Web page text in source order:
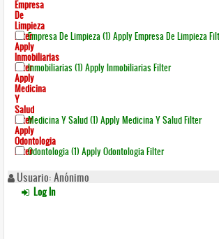
Empresa
De
Limpieza
FilterEmpresa De Limpieza (1) Apply Empresa De Limpieza
Apply
Inmobiliarias
FilterInmobiliarias (1) Apply Inmobiliarias Filter
Apply
Medicina
Y
Salud
FilterMedicina Y Salud (1) Apply Medicina Y Salud Filter
Apply
Odontologia
FilterOdontologia (1) Apply Odontologia Filter
Usuario: Anónimo
Log In